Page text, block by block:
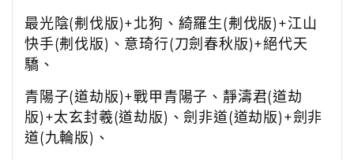
最光陰(刜伐版)+北狗、綺羅生(刜伐版)+江山
快手(刜伐版)、 意琦行(刀劍春秋版)+絕代天
驕、
青陽子(道劫版)+戰甲青陽子、靜濤君(道劫
版)+太玄封羲(道劫版)、劍非道(道劫版)+劍非
道(九輪版)、